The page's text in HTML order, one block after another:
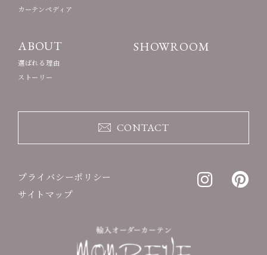
カーテンペディア
ABOUT
選ばれる理由
ストーリー
SHOWROOM
CONTACT
プライバシーポリシー
サイトマップ